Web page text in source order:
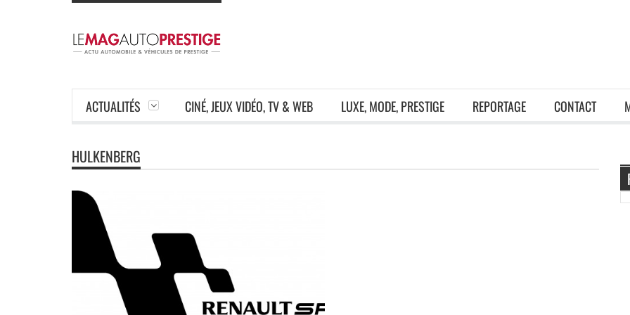
ACTUALITÉS CINÉ, JEUX VIDÉO, TV & WEB LUXE, MODE, PRESTIGE REPORTAGE CONTACT
HULKENBERG